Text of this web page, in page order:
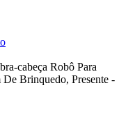
cabeça Robô Para
Brinquedo, Presente -